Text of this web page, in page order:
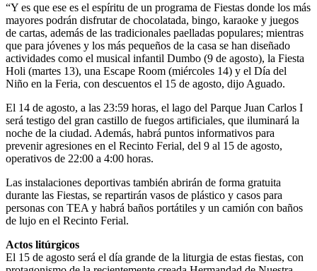
“Y es que ese es el espíritu de un programa de Fiestas donde los más
mayores podrán disfrutar de chocolatada, bingo, karaoke y juegos
de cartas, además de las tradicionales paelladas populares; mientras
que para jóvenes y los más pequeños de la casa se han diseñado
actividades como el musical infantil Dumbo (9 de agosto), la Fiesta
Holi (martes 13), una Escape Room (miércoles 14) y el Día del
Niño en la Feria, con descuentos el 15 de agosto, dijo Aguado.
El 14 de agosto, a las 23:59 horas, el lago del Parque Juan Carlos I
será testigo del gran castillo de fuegos artificiales, que iluminará la
noche de la ciudad. Además, habrá puntos informativos para
prevenir agresiones en el Recinto Ferial, del 9 al 15 de agosto,
operativos de 22:00 a 4:00 horas.
Las instalaciones deportivas también abrirán de forma gratuita
durante las Fiestas, se repartirán vasos de plástico y casos para
personas con TEA y habrá baños portátiles y un camión con baños
de lujo en el Recinto Ferial.
Actos litúrgicos
El 15 de agosto será el día grande de la liturgia de estas fiestas, con